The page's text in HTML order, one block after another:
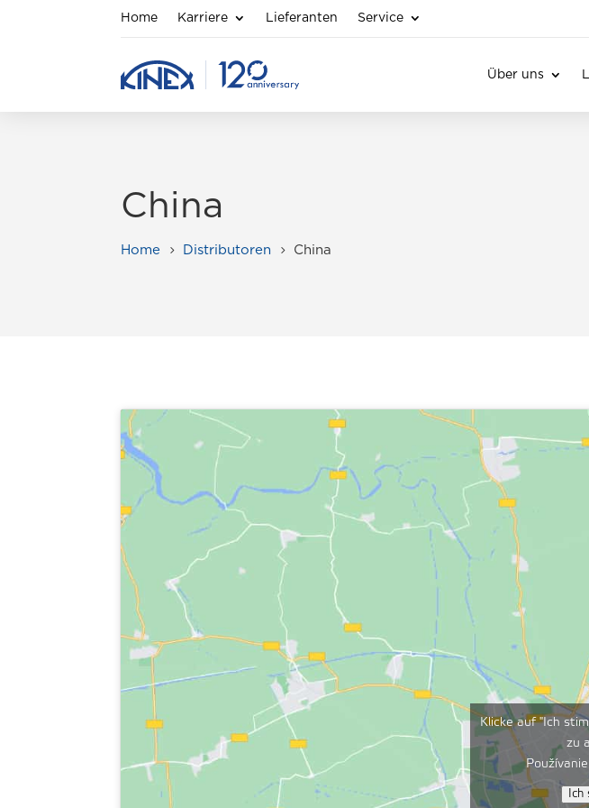
Home Karriere Lieferanten Service
Über uns
China
Home 5 Distributoren 5 China
Klicke auf "Ich
zu